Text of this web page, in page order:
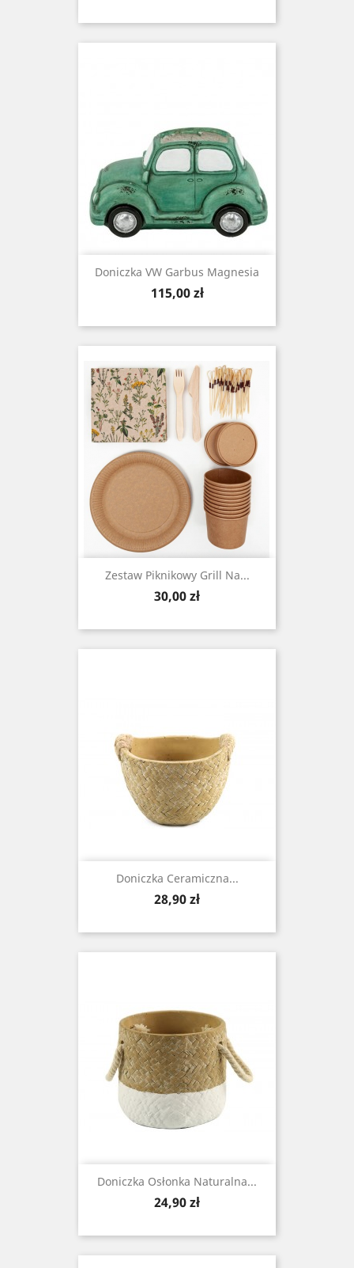
Doniczka VW Garbus Magnesia
Cena
115,00 zł
Zestaw Piknikowy Grill Na...
Cena
30,00 zł
Doniczka Ceramiczna...
Cena
28,90 zł
Doniczka Osłonka Naturalna...
Cena
24,90 zł